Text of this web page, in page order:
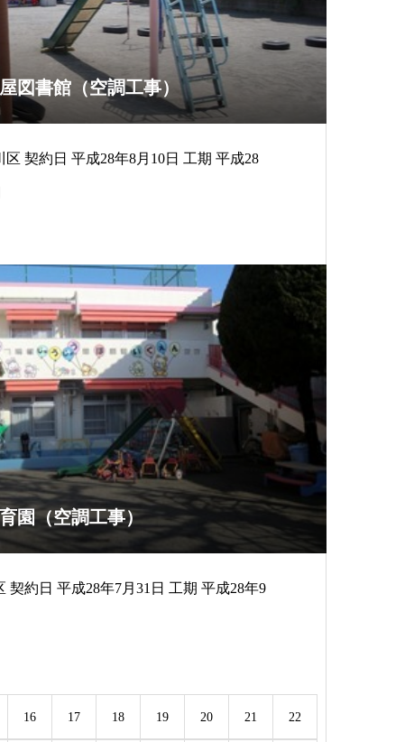
図書館（空調工事）
園（空調工事）
16 17 18 19 20 21 22